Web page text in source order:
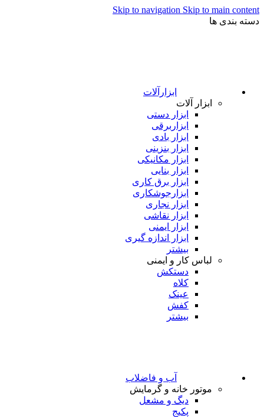
Skip to navigation Skip to main content
دسته بندی ها
ابزارآلات
ابزار آلات
ابزار دستی
ابزاربرقی
ابزار بادی
ابزار بنزینی
ابزار مکانیکی
ابزار بنایی
ابزار برق کاری
ابزارجوشکاری
ابزار نجاری
ابزار نقاشی
ابزار ایمنی
ابزار اندازه گیری
بیشتر
لباس کار و ایمنی
دستکش
کلاه
عینک
کفش
بیشتر
آب و فاضلاب
موتور خانه و گرمایش
دیگ و مشعل
پکیج